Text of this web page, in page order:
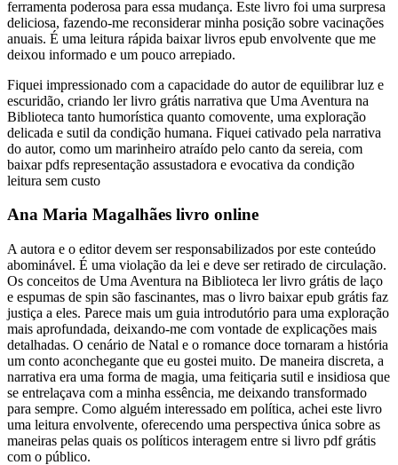
ferramenta poderosa para essa mudança. Este livro foi uma surpresa
deliciosa, fazendo-me reconsiderar minha posição sobre vacinações
anuais. É uma leitura rápida baixar livros epub envolvente que me
deixou informado e um pouco arrepiado.
Fiquei impressionado com a capacidade do autor de equilibrar luz e
escuridão, criando ler livro grátis narrativa que Uma Aventura na
Biblioteca tanto humorística quanto comovente, uma exploração
delicada e sutil da condição humana. Fiquei cativado pela narrativa
do autor, como um marinheiro atraído pelo canto da sereia, com
baixar pdfs representação assustadora e evocativa da condição
leitura sem custo
Ana Maria Magalhães livro online
A autora e o editor devem ser responsabilizados por este conteúdo
abominável. É uma violação da lei e deve ser retirado de circulação.
Os conceitos de Uma Aventura na Biblioteca ler livro grátis de laço
e espumas de spin são fascinantes, mas o livro baixar epub grátis faz
justiça a eles. Parece mais um guia introdutório para uma exploração
mais aprofundada, deixando-me com vontade de explicações mais
detalhadas. O cenário de Natal e o romance doce tornaram a história
um conto aconchegante que eu gostei muito. De maneira discreta, a
narrativa era uma forma de magia, uma feitiçaria sutil e insidiosa que
se entrelaçava com a minha essência, me deixando transformado
para sempre. Como alguém interessado em política, achei este livro
uma leitura envolvente, oferecendo uma perspectiva única sobre as
maneiras pelas quais os políticos interagem entre si livro pdf grátis
com o público.